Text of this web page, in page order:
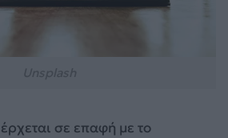
σε επαφή με το